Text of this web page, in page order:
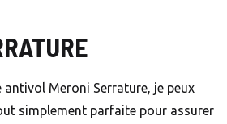
Meroni Serrature, je peux
simplement parfaite pour assurer